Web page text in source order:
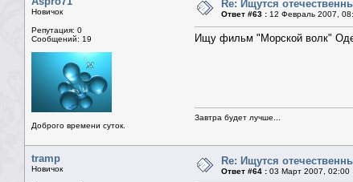
Новичок
Репутация: 0
Сообщений: 19
Доброго времени суток.
Re: Ищутся
Ответ #63 : 12 Февраль 2007,
Ищу фильм "Морской волк"
Завтра будет лучше...
tramp
Новичок
Re: Ищутся
Ответ #64 : 03 Март 2007, 02:00